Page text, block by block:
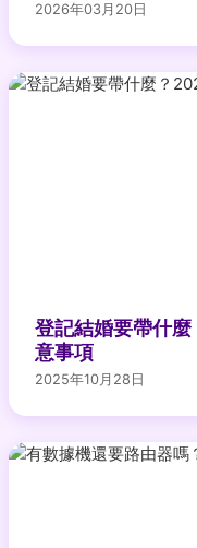
2026年03月20日
登記結婚要帶什
意事項
2025年10月28日